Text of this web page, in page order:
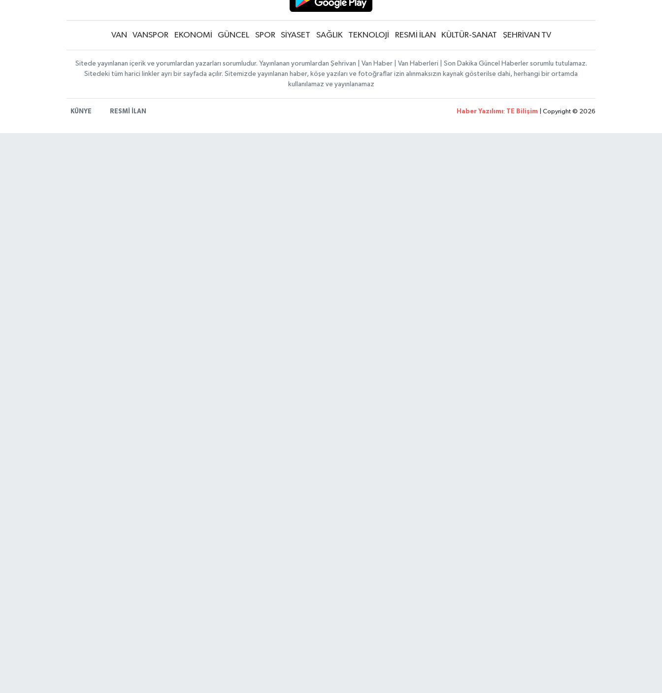
VAN VANSPOR EKONOMİ GÜNCEL SPOR SİYASET SAĞLIK TEKNOLOJİ RESMİ İLAN KÜLTÜR-SANAT ŞEHRİVAN TV
Sitede yayınlanan içerik ve yorumlardan yazarları sorumludur. Yayınlanan yorumlardan Şehrivan | Van Haber | Van Haberleri | Son Dakika Güncel Haberler sorumlu tutulamaz.
Sitedeki tüm harici linkler ayrı bir sayfada açılır. Sitemizde yayınlanan haber, köşe yazıları ve fotoğraflar izin alınmaksızın kaynak gösterilse dahi, herhangi bir ortamda
kullanılamaz ve yayınlanamaz
KÜNYE RESMİ İLAN Haber Yazılımı: TE Bilişim | Copyright © 2026